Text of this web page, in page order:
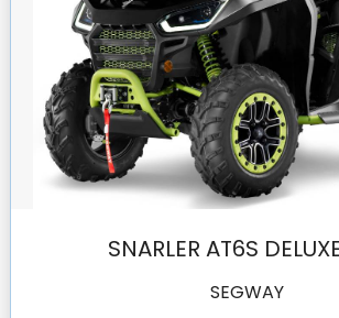
SNARLER AT6S
SEGWAY